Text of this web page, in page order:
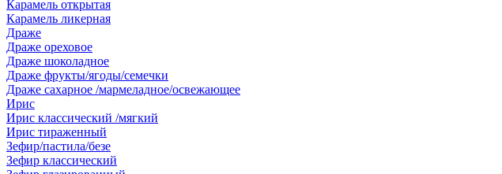
Карамель открытая
Карамель ликерная
Драже
Драже ореховое
Драже шоколадное
Драже фрукты/ягоды/семечки
Драже сахарное /мармеладное/освежающее
Ирис
Ирис классический /мягкий
Ирис тираженный
Зефир/пастила/безе
Зефир классический